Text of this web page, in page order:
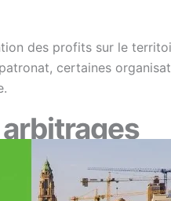
des profits sur le
certaines